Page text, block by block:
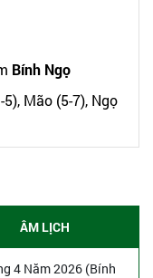
Bính Ngọ
5), Mão (5-7), Ngọ
ÂM LỊCH
4 Năm 2026 (Bính